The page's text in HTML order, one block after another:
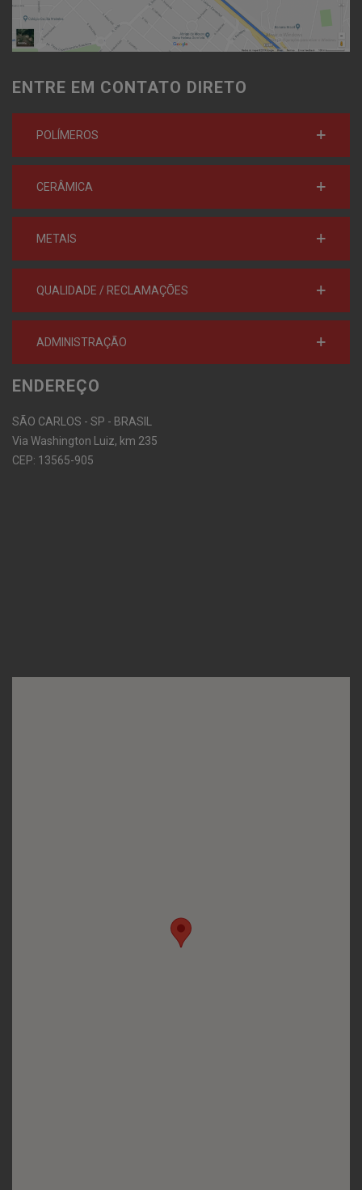
ENTRE EM CONTATO DIRETO
POLÍMEROS
CERÂMICA
METAIS
QUALIDADE / RECLAMAÇÕES
ADMINISTRAÇÃO
ENDEREÇO
SÃO CARLOS - SP - BRASIL
Via Washington Luiz, km 235
CEP: 13565-905